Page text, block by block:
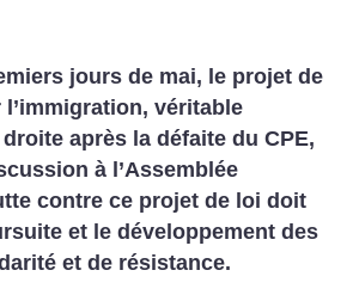
jours de mai, le projet de
l’immigration, véritable
après la défaite du CPE,
à l’Assemblée
contre ce projet de loi doit
et le développement des
et de résistance.